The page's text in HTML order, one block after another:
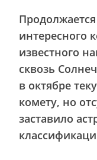
интересного
известного
сквозь
в октябре
комету, но
заставило